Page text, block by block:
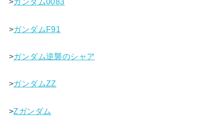
>ガンダムF91
>ガンダム逆襲のシャア
>ガンダムΖΖ
>Ζガンダム